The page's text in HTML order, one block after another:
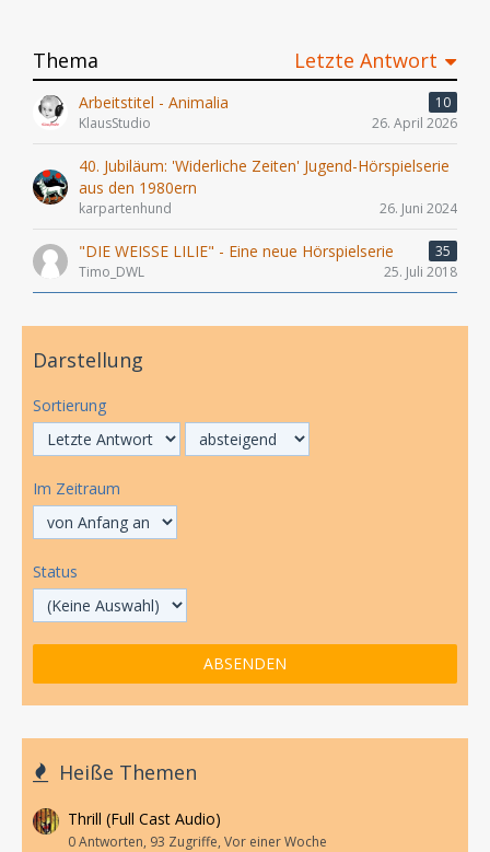
Thema Letzte Antwort
Arbeitstitel - Animalia
10
KlausStudio
26. April 2026
40. Jubiläum: 'Widerliche Zeiten' Jugend-Hörspielserie
aus den 1980ern
karpartenhund 26. Juni 2024
"DIE WEISSE LILIE" - Eine neue Hörspielserie
35
Timo_DWL
25. Juli 2018
Darstellung
Sortierung
Im Zeitraum
Status
Heiße Themen
Thrill (Full Cast Audio)
0 Antworten, 93 Zugriffe, Vor einer Woche